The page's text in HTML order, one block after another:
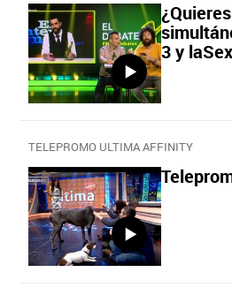
3 y
TELEPROMO ULTIMA AFFINITY